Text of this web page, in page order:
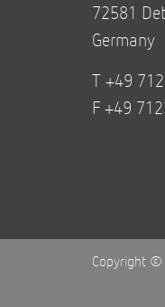
72581
Germany
T +49
F +49
Copyright ©